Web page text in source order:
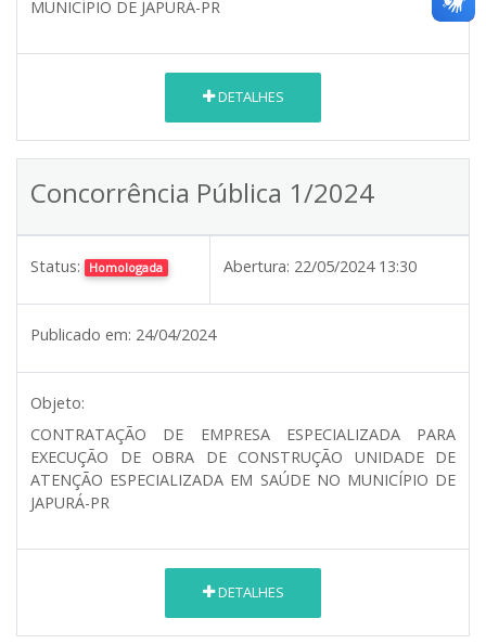
MUNICÍPIO DE JAPURÁ-PR
DETALHES
Concorrência Pública 1/2024
Status: Homologada Abertura: 22/05/2024 13:30
Publicado em: 24/04/2024
Objeto:
CONTRATAÇÃO DE EMPRESA ESPECIALIZADA PARA
EXECUÇÃO DE OBRA DE CONSTRUÇÃO UNIDADE DE
ATENÇÃO ESPECIALIZADA EM SAÚDE NO MUNICÍPIO DE
JAPURÁ-PR
DETALHES